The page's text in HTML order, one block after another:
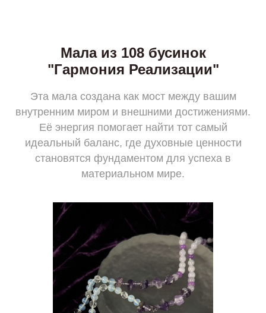
Мала из 108 бусинок
"Гармония Реализации"
Эта мала создана как мост между вашим
внутренним миром и внешними достижениями.
Её энергия помогает найти тот самый
идеальный баланс, где духовные ценности
становятся фундаментом для успеха в
материальном мире.